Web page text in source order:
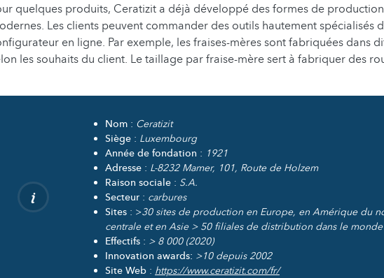
quelques produits, Ceratizit a déjà développé des formes de
Les clients peuvent commander des outils hautement spécialisés
en ligne. Par exemple, les fraises-mères sont fabriquées dans
les souhaits du client. Le taillage par fraise-mère sert à fabriquer des
Nom : Ceratizit
Siège : Luxembourg
Année de fondation : 1921
Adresse : L-8232 Mamer, 101, Route de Holzem
Raison sociale : S.A.
Secteur : carbures
Sites : >30 sites de production en Europe, en Amérique du
centrale et en Asie > 50 filiales de distribution dans le
Effectifs : > 8 000 (2020)
Innovation awards: >10 depuis 2002
Site Web : https://www.ceratizit.com/fr/